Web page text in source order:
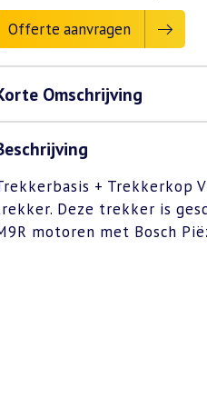
Offerte aanvragen
Omschrijving
+ Trekkerkop
Deze trekker is
motoren met Bosch